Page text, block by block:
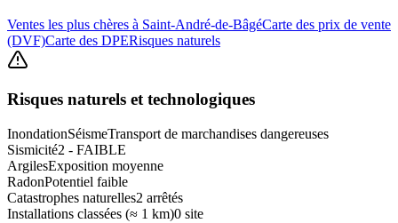
Ventes les plus chères à Saint-André-de-BâgéCarte des prix de vente
(DVF)Carte des DPERisques naturels
Risques naturels et technologiques
InondationSéismeTransport de marchandises dangereuses
Sismicité2 - FAIBLE
ArgilesExposition moyenne
RadonPotentiel faible
Catastrophes naturelles2 arrêtés
Installations classées (≈ 1 km)0 site